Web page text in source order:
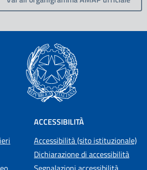
ACCESSIBILITÀ
Accessibilità (sito istituzionale)
Dichiarazione di accessibilità